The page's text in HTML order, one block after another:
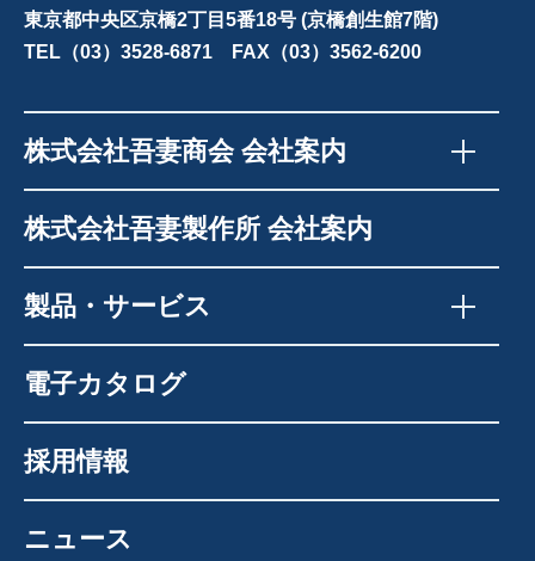
東京都中央区京橋2丁目5番18号 (京橋創生館7階)
TEL（03）3528-6871 FAX（03）3562-6200
株式会社吾妻商会 会社案内
株式会社吾妻製作所 会社案内
製品・サービス
電子カタログ
採用情報
ニュース